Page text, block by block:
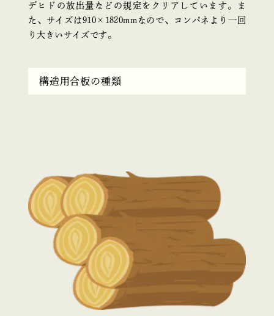
デヒドの放出量などの規定をクリアしています。ま
た、サイズは910×1820mmなので、コンパネより一回
り大きいサイズです。
構造用合板の種類